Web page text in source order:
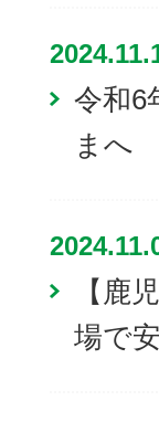
令和6
まへ
【鹿
場で